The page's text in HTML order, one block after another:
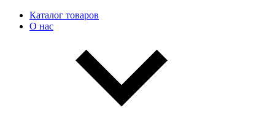
Каталог товаров
О нас